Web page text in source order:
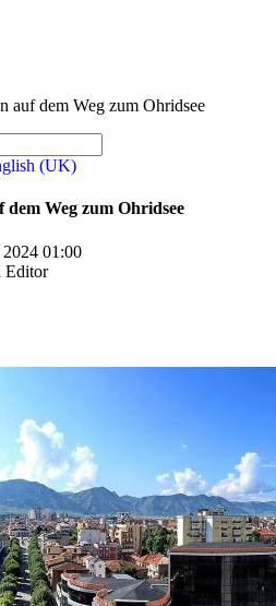
auf dem Weg zum Ohridsee
Weg zum Ohridsee
01:00
Editor